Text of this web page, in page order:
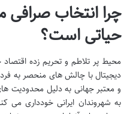
چرا انتخاب صرافی
حیاتی است؟
محیط پر تلاطم و تحریم زده اقتصاد
دیجیتال با چالش های منحصر به
و معتبر جهانی به دلیل محدودیت
به شهروندان ایرانی خودداری می